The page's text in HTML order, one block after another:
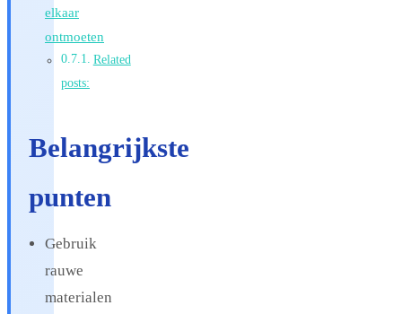
elkaar
ontmoeten
Related
posts:
Belangrijkste
punten
Gebruik
rauwe
materialen